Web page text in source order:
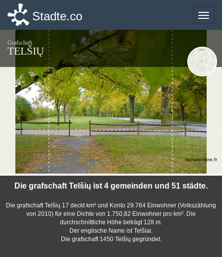
Toggle
Stadte.co
Grafschaft
TELŠIŲ
Die grafschaft Telšių ist 4 gemeinden und 51 städte.
Die grafschaft Telšių 17 deckt km² und Konto 29.764 Einwohner (Volkszählung
von 2010) für eine Dichte von 1.750,82 Einwohner pro km². Die
durchschnittliche Höhe beträgt 128 m.
Der englische Name ist Telšiai.
Die grafschaft 1450 Telšių gegründet.
©photo-libre.fr
Toggle
Stadte.co